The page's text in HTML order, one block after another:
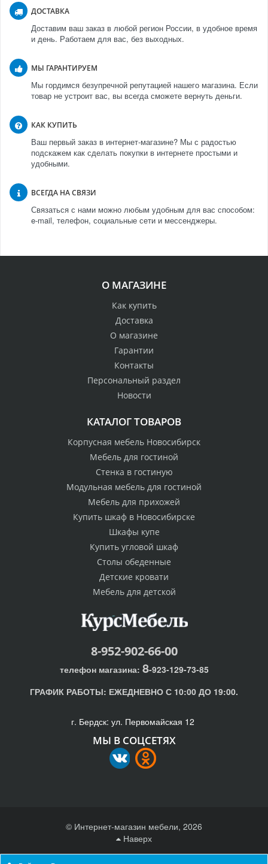
ДОСТАВКА
Доставим ваш заказ в любой регион России, в удобное время
и день. Работаем для вас, без выходных.
МЫ ГАРАНТИРУЕМ
Мы гордимся безупречной репутацией нашего магазина. Если
товар не устроит вас, вы всегда сможете вернуть деньги.
КАК КУПИТЬ
Ваш первый заказ в интернет-магазине? Мы с радостью
подскажем как сделать покупки в интернете простыми и
удобными.
ВСЕГДА НА СВЯЗИ
Связаться с нами можно любым удобным для вас способом:
e-mail, телефон, социальные сети и мессенджеры.
О МАГАЗИНЕ
Как купить
Доставка
О магазине
Гарантии
Контакты
Персональный раздел
Новости
КАТАЛОГ ТОВАРОВ
Корпусная мебель Новосибирск
Мебель для гостиной
Стенка в гостиную
Модульная мебель для гостиной
Мебель для прихожей
Купить шкаф в Новосибирске
Шкафы купе
Купить угловой шкаф
Столы обеденные
Детские кровати
Мебель для детской
8-952-902-66-00
телефон магазина: 8-923-129-73-85
ГРАФИК РАБОТЫ: ЕЖЕДНЕВНО С 10:00 ДО 19:00.
г. Бердск: ул. Первомайская 12
МЫ В СОЦСЕТЯХ
© Интернет-магазин мебели, 2026
Наверх
Отправляя любую форму на сайте, вы соглашаетесь с